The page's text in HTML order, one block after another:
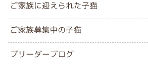
ご家族に迎えられた子猫
ご家族募集中の子猫
ブリーダーブログ